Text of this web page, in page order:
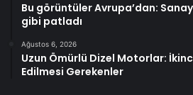
Bu görüntüler Avrupa’dan:
gibi patladı
Ağustos 6, 2026
Uzun Ömürlü Dizel Motorlar:
Edilmesi Gerekenler